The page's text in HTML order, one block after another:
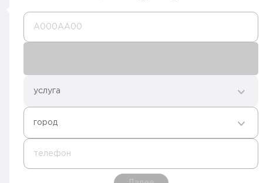
А000AA00
услуга
город
телефон